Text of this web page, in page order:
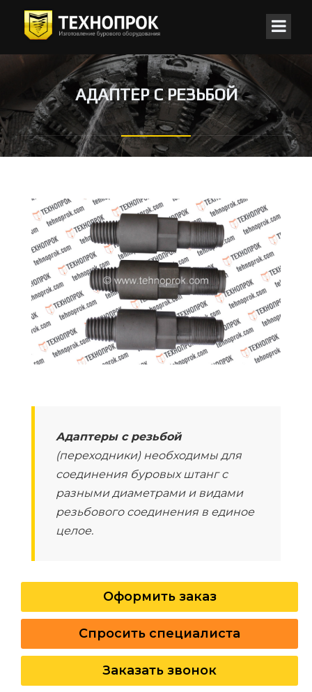
АДАПТЕР С РЕЗЬБОЙ
Адаптеры с резьбой
(переходники) необходимы для
соединения буровых штанг с
разными диаметрами и видами
резьбового соединения в единое
целое.
Оформить заказ
Спросить специалиста
Заказать звонок